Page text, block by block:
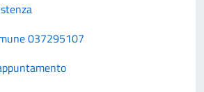
037295107